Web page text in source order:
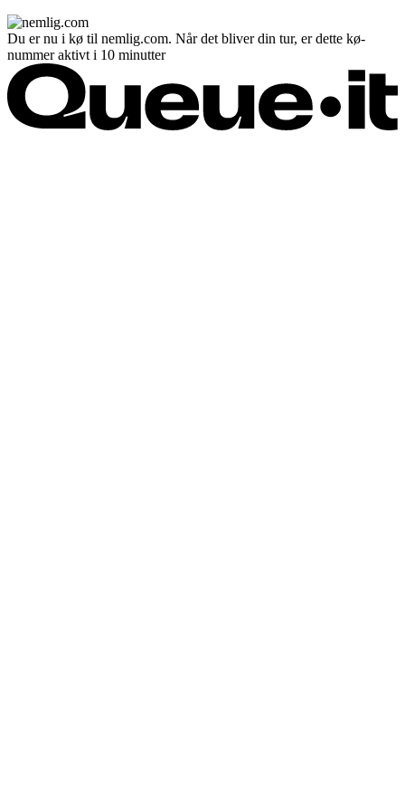
Du er nu i kø til nemlig.com. Når det bliver din tur, er dette kø-
nummer aktivt i 10 minutter